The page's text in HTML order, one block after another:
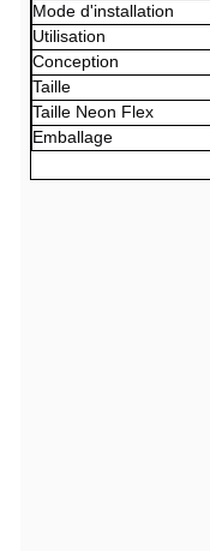
Mode d'installation
Utilisation
Conception
Taille
Taille Neon Flex
Emballage